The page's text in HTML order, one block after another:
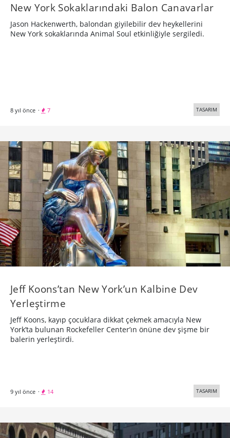
New York Sokaklarındaki Balon Canavarlar
Jason Hackenwerth, balondan giyilebilir dev heykellerini
New York sokaklarında Animal Soul etkinliğiyle sergiledi.
8 yıl önce · 7 TASARIM
Jeff Koons’tan New York’un Kalbine Dev
Yerleştirme
Jeff Koons, kayıp çocuklara dikkat çekmek amacıyla New
York’ta bulunan Rockefeller Center’ın önüne dev şişme bir
balerin yerleştirdi.
9 yıl önce · 14 TASARIM